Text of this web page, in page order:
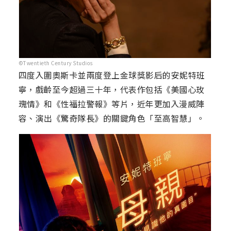
©Twentieth Century Studios
四度入圍奧斯卡並兩度登上金球獎影后的安妮特班
寧，戲齡至今超過三十年，代表作包括《美國心玫
瑰情》和《性福拉警報》等片，近年更加入漫威陣
容、演出《驚奇隊長》的關鍵角色「至高智慧」。